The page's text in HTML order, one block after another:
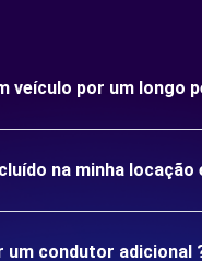
veículo por um longo
na minha locação
um condutor adicional